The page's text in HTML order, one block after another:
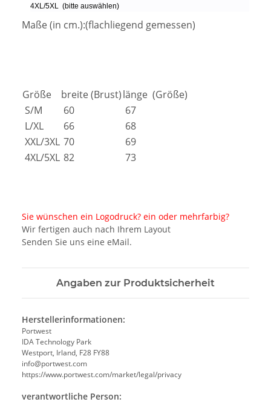
4XL/5XL (bitte auswählen)
Maße (in cm.):(flachliegend gemessen)
Größe breite (Brust)länge (Größe)
S/M
60
67
L/XL
66
68
XXL/3XL 70
69
4XL/5XL 82 73
Sie wünschen ein Logodruck? ein oder mehrfarbig?
Wir fertigen auch nach Ihrem Layout
Senden Sie uns eine eMail.
Angaben zur Produktsicherheit
Herstellerinformationen:
Portwest
IDA Technology Park
Westport, Irland, F28 FY88
info@portwest.com
https://www.portwest.com/market/legal/privacy
verantwortliche Person: